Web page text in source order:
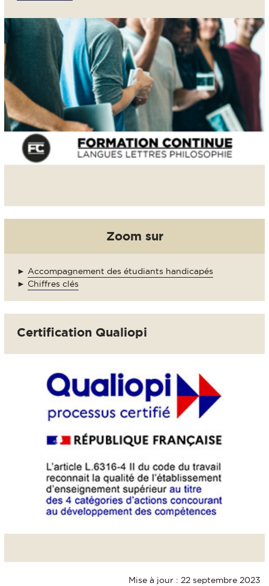
Zoom sur
► Accompagnement des étudiants handicapés
► Chiffres clés
Certification Qualiopi
Mise à jour : 22 septembre 2023